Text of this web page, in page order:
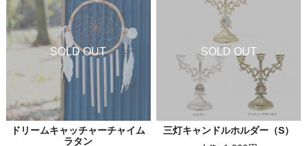
ドリームキャッチャーチャイム
ラタン
三灯キャンドルホルダー（S）